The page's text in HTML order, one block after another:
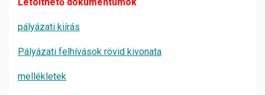
pályázati kiírás
Pályázati felhívások rövid kivonata
mellékletek